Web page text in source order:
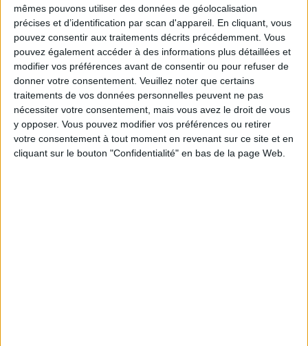
mêmes pouvons utiliser des données de géolocalisation
précises et d’identification par scan d'appareil. En cliquant, vous
pouvez consentir aux traitements décrits précédemment. Vous
pouvez également accéder à des informations plus détaillées et
modifier vos préférences avant de consentir ou pour refuser de
donner votre consentement. Veuillez noter que certains
traitements de vos données personnelles peuvent ne pas
nécessiter votre consentement, mais vous avez le droit de vous
y opposer. Vous pouvez modifier vos préférences ou retirer
votre consentement à tout moment en revenant sur ce site et en
cliquant sur le bouton "Confidentialité" en bas de la page Web.
Combien de kilos souhaitez-vous perdre ?
Moins de
5 kilos
De 5 à 10
kilos
Plus de
10 kilos